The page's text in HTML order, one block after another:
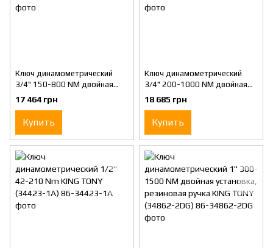
Ключ динамометрический
3/4" 150-800 NM двойная
установка KING TONY (34662-
17 464 грн
Купить
Ключ динамометрический
3/4" 200-1000 NM двойная
установка KING TONY (34662-
18 685 грн
Купить